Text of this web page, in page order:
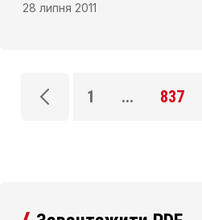
28 липня 2011
1 ... 837